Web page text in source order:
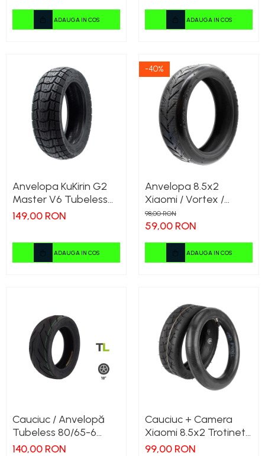
Profil Mixt All-Terrain
ADAUGA IN COS ADAUGA IN COS
Anvelopa KuKirin G2
Master V6 Tubeless
10x2.75-6.5
149,00 RON
ADAUGA IN COS
-40%
Anvelopa 8.5x2
Xiaomi / Vortex /
Aprilia
98,00 RON
59,00 RON
ADAUGA IN COS
Cauciuc / Anvelopă
Tubeless 80/65-6
(255x80) pentru
140,00 RON
Cauciuc + Camera
Xiaomi 8.5x2 Trotineta
Electrica
99,00 RON